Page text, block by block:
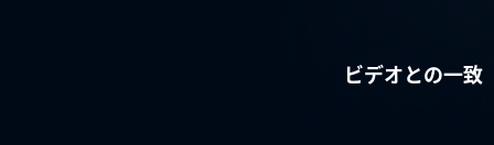
ビデオとの一致